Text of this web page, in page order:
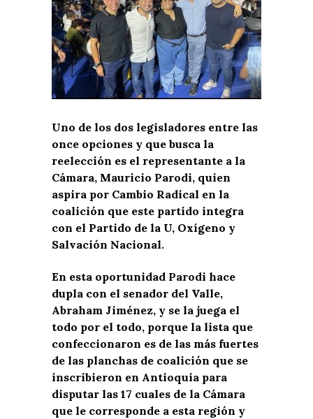
Uno de los dos legisladores entre las
once opciones y que busca la
reelección es el representante a la
Cámara, Mauricio Parodi, quien
aspira por Cambio Radical en la
coalición que este partido integra
con el Partido de la U, Oxígeno y
Salvación Nacional.
En esta oportunidad Parodi hace
dupla con el senador del Valle,
Abraham Jiménez, y se la juega el
todo por el todo, porque la lista que
confeccionaron es de las más fuertes
de las planchas de coalición que se
inscribieron en Antioquia para
disputar las 17 cuales de la Cámara
que le corresponde a esta región y